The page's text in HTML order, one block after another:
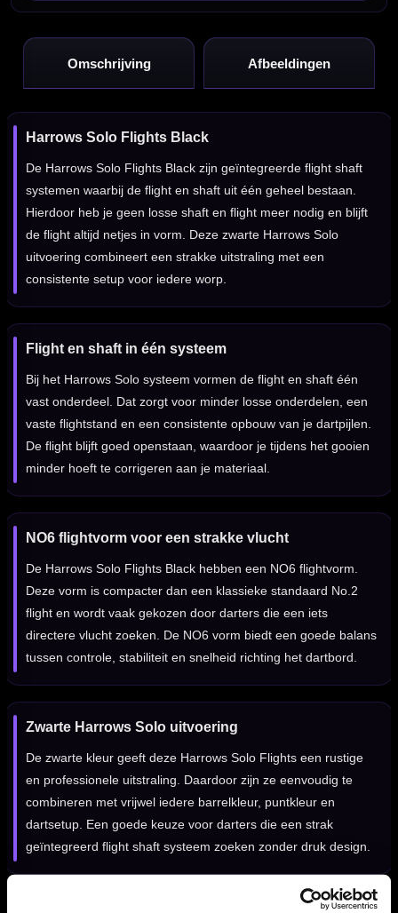
Omschrijving Afbeeldingen
Harrows Solo Flights Black
De Harrows Solo Flights Black zijn geïntegreerde flight shaft
systemen waarbij de flight en shaft uit één geheel bestaan.
Hierdoor heb je geen losse shaft en flight meer nodig en blijft
de flight altijd netjes in vorm. Deze zwarte Harrows Solo
uitvoering combineert een strakke uitstraling met een
consistente setup voor iedere worp.
Flight en shaft in één systeem
Bij het Harrows Solo systeem vormen de flight en shaft één
vast onderdeel. Dat zorgt voor minder losse onderdelen, een
vaste flightstand en een consistente opbouw van je dartpijlen.
De flight blijft goed openstaan, waardoor je tijdens het gooien
minder hoeft te corrigeren aan je materiaal.
NO6 flightvorm voor een strakke vlucht
De Harrows Solo Flights Black hebben een NO6 flightvorm.
Deze vorm is compacter dan een klassieke standaard No.2
flight en wordt vaak gekozen door darters die een iets
directere vlucht zoeken. De NO6 vorm biedt een goede balans
tussen controle, stabiliteit en snelheid richting het dartbord.
Zwarte Harrows Solo uitvoering
De zwarte kleur geeft deze Harrows Solo Flights een rustige
en professionele uitstraling. Daardoor zijn ze eenvoudig te
combineren met vrijwel iedere barrelkleur, puntkleur en
dartsetup. Een goede keuze voor darters die een strak
geïntegreerd flight shaft systeem zoeken zonder druk design.